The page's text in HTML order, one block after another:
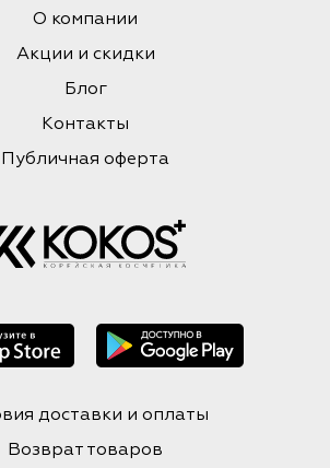
О компании
Акции и скидки
Блог
Контакты
Публичная оферта
доставки и оплаты
Возврат товаров